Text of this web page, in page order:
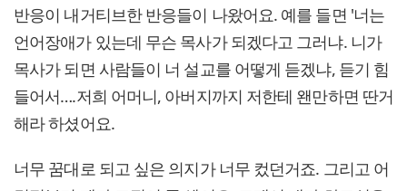
반응이 내거티브한 반응들이 나왔어요. 예를 들면 '너는
언어장애가 있는데 무슨 목사가 되겠다고 그러냐. 니가
목사가 되면 사람들이 너 설교를 어떻게 듣겠냐, 듣기 힘
들어서….저희 어머니, 아버지까지 저한테 왠만하면 딴거
해라 하셨어요.
너무 꿈대로 되고 싶은 의지가 너무 컸던거죠. 그리고 어